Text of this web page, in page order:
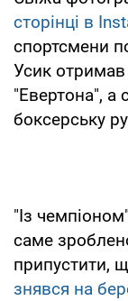
сторінці в
спортсмени
Усик
"Евертона", а
боксерську
"Із
саме
припустити,
знявся на